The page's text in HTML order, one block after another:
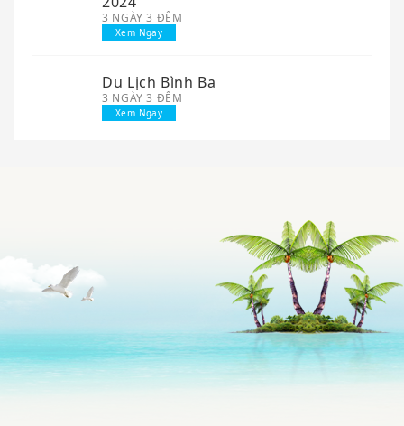
3 NGÀY 3 ĐÊM
Xem Ngay
Du Lịch Bình Ba
3 NGÀY 3 ĐÊM
Xem Ngay